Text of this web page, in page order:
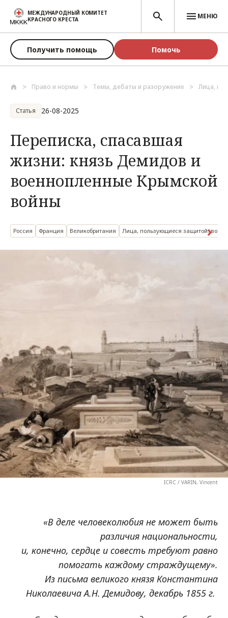
Перейти к основному содержанию
МЕЖДУНАРОДНЫЙ КОМИТЕТ
КРАСНОГО КРЕСТА
МЕНЮ
Получить помощь Помочь
Право и нормы Темы, дебаты и разоружение Лица,
Статья 26-08-2025
Переписка, спасавшая
жизни: князь Демидов и
военнопленные Крымской
войны
Россия Франция Великобритания Лица, пользующиеся защитой:
ICRC / VARIN, Vincent
«В деле человеколюбия не может быть
различия национальности,
и, конечно, сердце и совесть требуют равно
помогать каждому страждущему».
Из письма великого князя Константина
Николаевича А.Н. Демидову, декабрь 1855 г.